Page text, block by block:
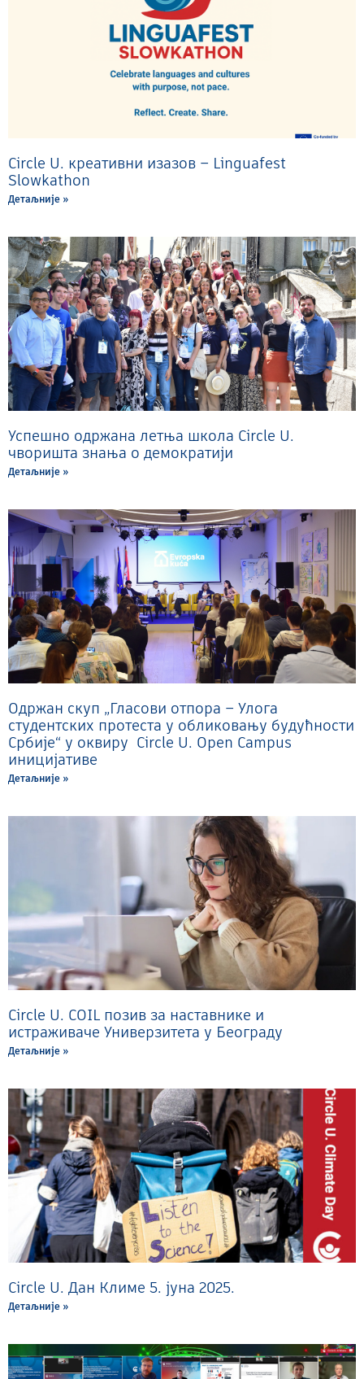
Circle U. креативни изазов – Linguafest
Slowkathon
Детаљније »
Успешно одржана летња школа Circle U.
чворишта знања о демократији
Детаљније »
Одржан скуп „Гласови отпора – Улога
студентских протеста у обликовању будућности
Србије“ у оквиру Circle U. Open Campus
иницијативе
Детаљније »
Circle U. COIL позив за наставнике и
истраживаче Универзитета у Београду
Детаљније »
Circle U. Дан Климе 5. јуна 2025.
Детаљније »